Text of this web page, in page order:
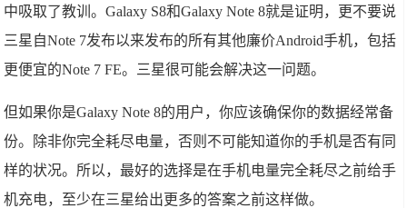
中吸取了教训。Galaxy S8和Galaxy Note 8就是证明，更不要说
三星自Note 7发布以来发布的所有其他廉价Android手机，包括
更便宜的Note 7 FE。三星很可能会解决这一问题。
但如果你是Galaxy Note 8的用户，你应该确保你的数据经常备
份。除非你完全耗尽电量，否则不可能知道你的手机是否有同
样的状况。所以，最好的选择是在手机电量完全耗尽之前给手
机充电，至少在三星给出更多的答案之前这样做。